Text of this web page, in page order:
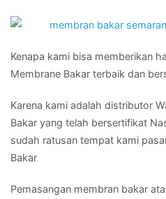
Kenapa kami bisa memberikan
Membrane Bakar terbaik dan
Karena kami adalah distributor
Bakar yang telah bersertifikat
sudah ratusan tempat kami
Bakar
Pemasangan membran bakar